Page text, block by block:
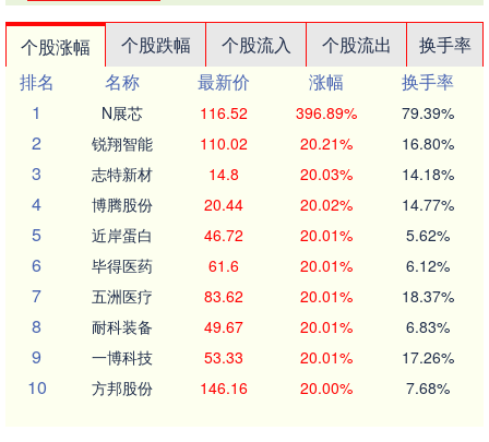
个股涨幅 个股跌幅 个股流入 个股流出
换手率
排名
名称 最新价 涨幅
换手率
1
N展芯 116.52 396.89% 79.39%
2 锐翔智能 110.02 20.21% 16.80%
3 志特新材 14.8 20.03% 14.18%
4 博腾股份 20.44 20.02% 14.77%
5 近岸蛋白 46.72 20.01% 5.62%
6 毕得医药 61.6 20.01% 6.12%
7 五洲医疗 83.62 20.01% 18.37%
8 耐科装备 49.67 20.01% 6.83%
9 一博科技 53.33 20.01% 17.26%
10 方邦股份 146.16 20.00% 7.68%